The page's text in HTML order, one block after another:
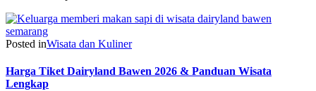
Posted inWisata dan Kuliner
Harga Tiket Dairyland Bawen 2026 & Panduan Wisata
Lengkap